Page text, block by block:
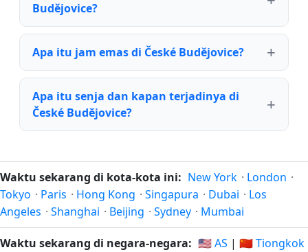
Budějovice?
Apa itu jam emas di České Budějovice?
Apa itu senja dan kapan terjadinya di
České Budějovice?
Waktu sekarang di kota-kota ini: New York · London ·
Tokyo · Paris · Hong Kong · Singapura · Dubai · Los
Angeles · Shanghai · Beijing · Sydney · Mumbai
Waktu sekarang di negara-negara: 🇺🇸 AS | 🇨🇳 Tiongkok